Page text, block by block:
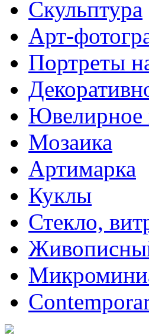
Скульптура
Арт-
Портреты
Ювелирное
Мозаика
Артимарка
Куклы
Стекло,